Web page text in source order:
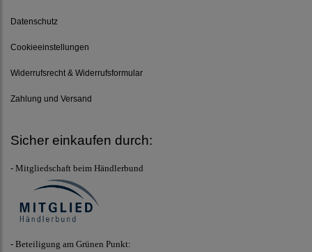
Datenschutz
Cookieeinstellungen
Widerrufsrecht & Widerrufsformular
Zahlung und Versand
Sicher einkaufen durch:
- Mitgliedschaft beim Händlerbund
- Beteiligung am Grünen Punkt: